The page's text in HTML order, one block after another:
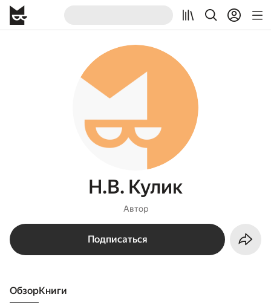
Н.В. Кулик
Автор
Подписаться
Обзор книги